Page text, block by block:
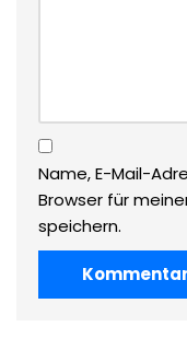
Name, E-Mail-
Browser für
speichern.